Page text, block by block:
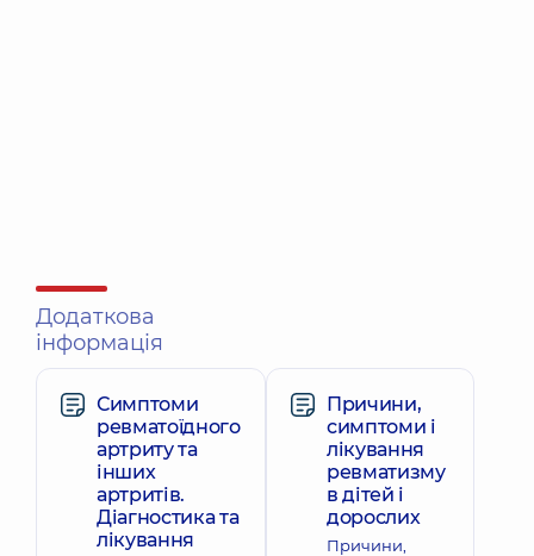
Додаткова
інформація
Симптоми
ревматоїдного
артриту та
інших
артритів.
Діагностика та
лікування
Причини,
симптоми і
лікування
ревматизму
в дітей і
дорослих
Причини,